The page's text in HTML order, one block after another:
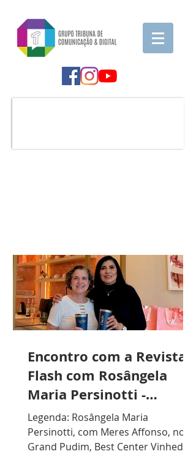
Encontro com a Revista
Flash com Rosângela
Maria Persinotti -
Presidente do Lions
Clube de Vinhedo
Legenda: Rosângela Maria
Persinotti, com Meres Affonso, no
Grand Pudim, Best Center Vinhedo. /